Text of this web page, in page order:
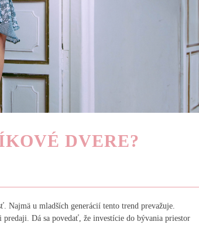
DVERE?
Najmä u mladších generácií tento trend prevažuje.
Dá sa povedať, že investície do bývania priestor